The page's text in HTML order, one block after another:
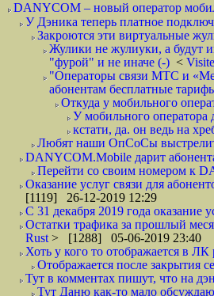
DANYCOM – новый оператор
У Дэника теперь платное
Закроются эти виртуальные
Жулики не жулиуки, а будут
"фурой" и не иначе (-) <
"Операторы связи МТС и
абонентам бесплатные
Откуда у мобильного
У мобильного оператора
кстати, да. он ведь на
Любят наши ОпСоСы
DANYCOM.Mobile дарит
Перейти со своим номером к
Оказание услуг связи для
[1119] 26-12-2019 12:29
С 31 декабря 2019 года оказание
Остатки трафика за прошлый
Rust > [1288] 05-06-2019 23:40
Хоть у кого то отображается в
Отображается после закрытия
Тут в комментах пишут, что на
Тут Даню как-то мало